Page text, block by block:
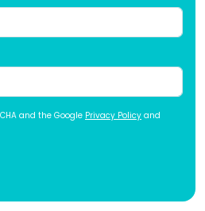
and the Google Privacy Policy and